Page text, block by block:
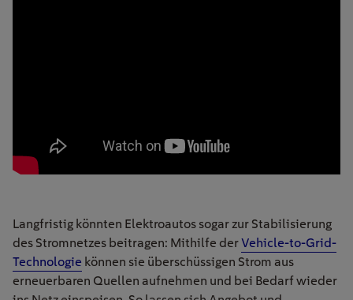
Langfristig könnten Elektroautos sogar zur Stabilisierung
des Stromnetzes beitragen: Mithilfe derVehicle-to-Grid-
Technologie können sie überschüssigen Strom aus
erneuerbaren Quellen aufnehmen und bei Bedarf wieder